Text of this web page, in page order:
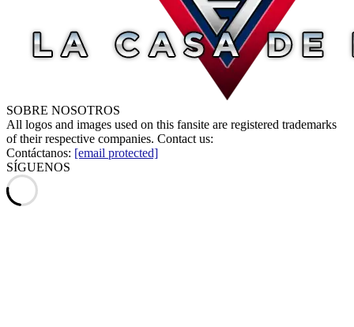
SOBRE NOSOTROS
All logos and images used on this fansite are registered trademarks
of their respective companies. Contact us:
Contáctanos: [email protected]
SÍGUENOS